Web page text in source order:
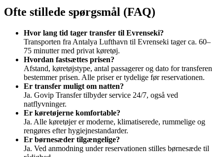
Ofte stillede spørgsmål (FAQ)
Hvor lang tid tager transfer til Evrenseki?
Transporten fra Antalya Lufthavn til Evrenseki tager ca. 60–
75 minutter med privat køretøj.
Hvordan fastsættes prisen?
Afstand, køretøjstype, antal passagerer og dato for transferen
bestemmer prisen. Alle priser er tydelige før reservationen.
Er transfer muligt om natten?
Ja. Govip Transfer tilbyder service 24/7, også ved
natflyvninger.
Er køretøjerne komfortable?
Ja. Alle køretøjer er moderne, klimatiserede, rummelige og
rengøres efter hygiejnestandarder.
Er børnesæder tilgængelige?
Ja. Ved anmodning under reservationen stilles børnesæde til